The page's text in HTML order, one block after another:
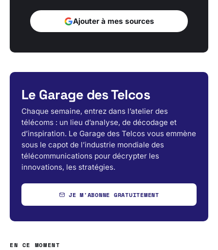
Ajouter à mes sources
Le Garage des Telcos
Chaque semaine, entrez dans l’atelier des
télécoms : un lieu d’analyse, de décodage et
d’inspiration. Le Garage des Telcos vous emmène
sous le capot de l’industrie mondiale des
télécommunications pour décrypter les
innovations, les stratégies.
JE M'ABONNE GRATUITEMENT
EN CE MOMENT